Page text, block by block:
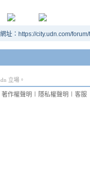
址：https://city.udn.com/
立場。
著作權聲明 隱私權聲明 客服